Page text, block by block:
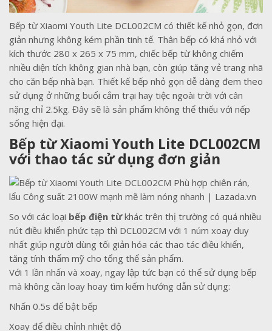
Bếp từ Xiaomi Youth Lite DCL002CM có thiết kế nhỏ gọn, đơn
giản nhưng không kém phần tinh tế. Thân bếp có khá nhỏ với
kích thước 280 x 265 x 75 mm, chiếc bếp từ không chiếm
nhiều diện tích không gian nhà bạn, còn giúp tăng vẻ trang nhã
cho căn bếp nhà bạn. Thiết kế bếp nhỏ gọn dễ dàng đem theo
sử dụng ở những buổi cắm trại hay tiệc ngoài trời với cân
nặng chỉ 2.5kg. Đây sẽ là sản phẩm không thể thiếu với nếp
sống hiện đại.
Bếp từ Xiaomi Youth Lite DCL002CM
với thao tác sử dụng đơn giản
So với các loại bếp điện từkhác trên thị trường có quá nhiều
nút điều khiển phức tạp thì DCL002CM với 1 núm xoay duy
nhất giúp người dùng tối giản hóa các thao tác điều khiển,
tăng tính thẩm mỹ cho tổng thể sản phẩm.
Với 1 lần nhấn và xoay, ngay lập tức bạn có thể sử dụng bếp
mà không cần loay hoay tìm kiếm hướng dẫn sử dụng:
Nhấn 0.5s để bật bếp
Xoay để điều chỉnh nhiệt độ